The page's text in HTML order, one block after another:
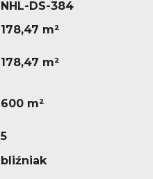
NHL-DS-384
178,47 m²
178,47 m²
600 m²
5
bliźniak